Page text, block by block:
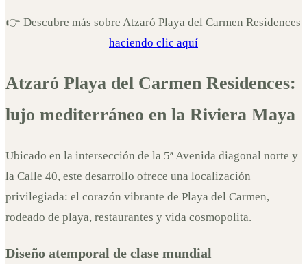
👉 Descubre más sobre Atzaró Playa del Carmen Residences
haciendo clic aquí
Atzaró Playa del Carmen Residences:
lujo mediterráneo en la Riviera Maya
Ubicado en la intersección de la 5ª Avenida diagonal norte y
la Calle 40, este desarrollo ofrece una localización
privilegiada: el corazón vibrante de Playa del Carmen,
rodeado de playa, restaurantes y vida cosmopolita.
Diseño atemporal de clase mundial